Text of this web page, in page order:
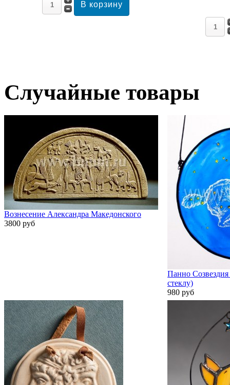
Случайные товары
Вознесение Александра Македонского
3800 руб
Панно
стеклу)
980 руб